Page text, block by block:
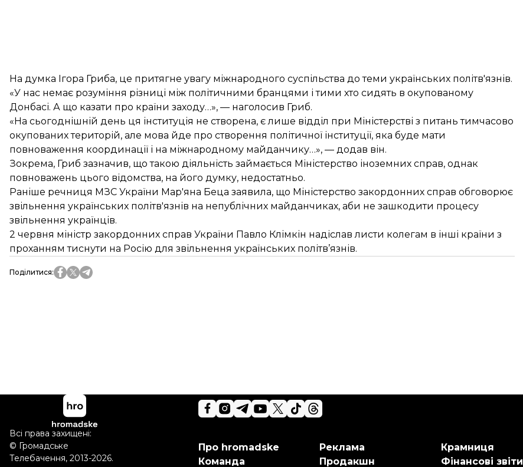
На думка Ігора Гриба, це притягне увагу міжнародного суспільства до теми українських політв'язнів.
«У нас немає розуміння різниці між політичними бранцями і тими хто сидять в окупованому
Донбасі. А що казати про країни заходу…», — наголосив Гриб.
«На сьогоднішній день ця інституція не створена, є лише відділ при Міністерстві з питань тимчасово
окупованих територій, але мова йде про створення політичної інституції, яка буде мати
повноваження координації і на міжнародному майданчику…», — додав він.
Зокрема, Гриб зазначив, що такою діяльність займається Міністерство іноземних справ, однак
повноважень цього відомства, на його думку, недостатньо.
Раніше речниця МЗС України Мар'яна Беца заявила, що Міністерство закордонних справ обговорює
звільнення українських політв'язнів на непублічних майданчиках, аби не зашкодити процесу
звільнення українців.
2 червня міністр закордонних справ України Павло Клімкін надіслав листи колегам в інші країни з
проханням тиснути на Росію для звільнення українських політв’язнів.
Поділитися:
Про hromadske
Команда
Реклама
Продакшн
Крамниця
Фінансові звіти
Всі права захищені:
© Громадське
Телебачення, 2013-2026.